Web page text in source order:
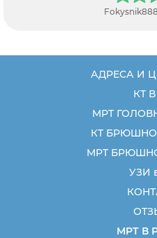
АДРЕСА И
КТ
МРТ
КТ
МРТ
УЗИ
МРТ В